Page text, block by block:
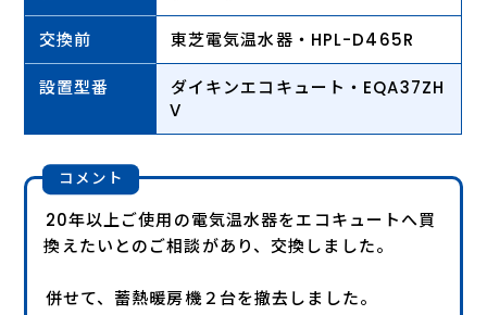
交換前 東芝電気温水器・HPL-D465R
設置型番
ダイキンエコキュート・EQA37ZH
V
コメント
20年以上ご使用の電気温水器をエコキュートへ買
換えたいとのご相談があり、交換しました。
併せて、蓄熱暖房機２台を撤去しました。